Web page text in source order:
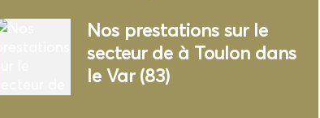
Nos prestations sur le
secteur de à Toulon dans
le Var (83)